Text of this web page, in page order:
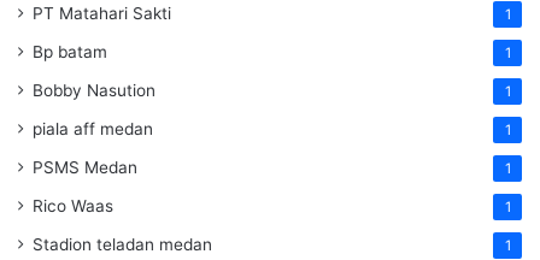
PT Matahari Sakti 1
Bp batam 1
Bobby Nasution 1
piala aff medan 1
PSMS Medan 1
Rico Waas 1
Stadion teladan medan 1